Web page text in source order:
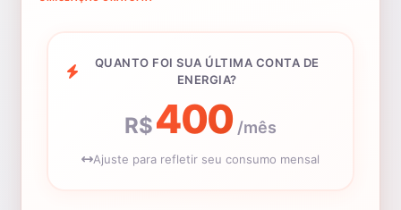
QUANTO FOI SUA ÚLTIMA CONTA DE
ENERGIA?
R$400 /mês
Ajuste para refletir seu consumo mensal